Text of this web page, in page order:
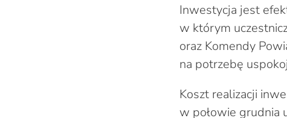
Inwestycja jest
w którym
oraz Komendy
na potrzebę
Koszt realizacji
w połowie grudnia